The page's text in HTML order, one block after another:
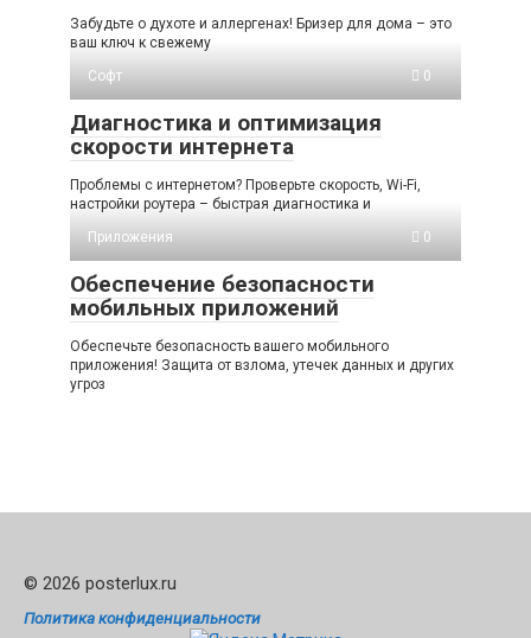
Забудьте о духоте и аллергенах! Бризер для дома – это
ваш ключ к свежему
Софт
0
Диагностика и оптимизация
скорости интернета
Проблемы с интернетом? Проверьте скорость, Wi-Fi,
настройки роутера – быстрая диагностика и
Приложения
0
Обеспечение безопасности
мобильных приложений
Обеспечьте безопасность вашего мобильного
приложения! Защита от взлома, утечек данных и других
угроз
© 2026 posterlux.ru
Политика конфиденциальности